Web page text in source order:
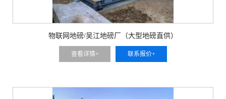
物联网地磅/吴江地磅厂（大型地磅直供）
查看详情+ 联系报价+